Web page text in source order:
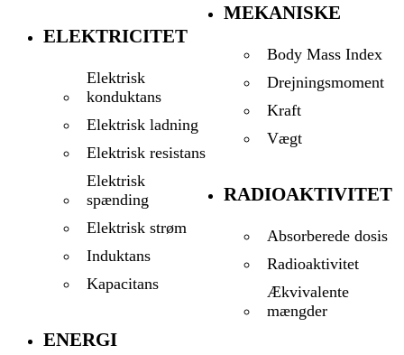
ELEKTRICITET
Elektrisk
konduktans
Elektrisk ladning
Elektrisk resistans
Elektrisk
spænding
Elektrisk strøm
Induktans
Kapacitans
ENERGI
MEKANISKE
Body Mass Index
Drejningsmoment
Kraft
Vægt
RADIOAKTIVITET
Absorberede dosis
Radioaktivitet
Ækvivalente
mængder